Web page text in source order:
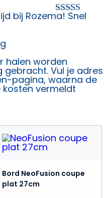
Waardering
bij Rozema! Snel
halen worden
Vul je adres
pagina, waarna de
vermeldt
Bord NeoFusion coupe
plat 27cm